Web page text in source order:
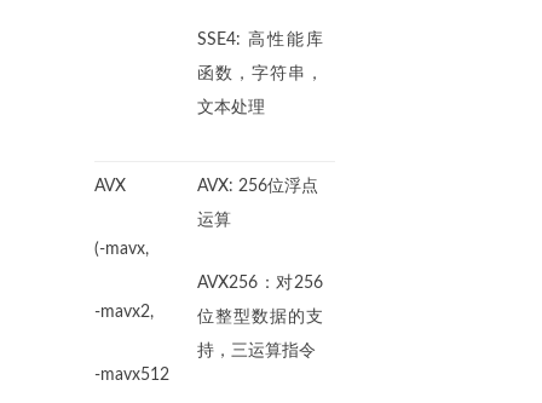
SSE4: 高性能库
函数，字符串，
文本处理
AVX
(-mavx,
-mavx2,
-mavx512
AVX: 256位浮点
运算
AVX256：对256
位整型数据的支
持，三运算指令